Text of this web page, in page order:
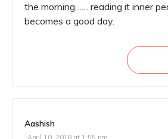
the morning…… reading it inner
becomes a good day.
Aashish